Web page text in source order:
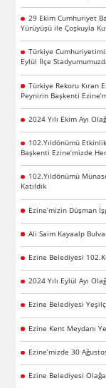
29 Ekim Cumhuriyet
Yürüyüşü ile Çoşkuyla
Türkiye
Eylül İlçe
Türkiye Rekoru Kıran
Peynirin Başkenti
2024 Yılı Ekim Ayı
102.Yıldönümü
Başkenti Ezine’mizde
102.Yıldönümü
Katıldık
Ezine’mizin Düşman
Ali Saim Kayaalp
Ezine Belediyesi
2024 Yılı Eylül Ayı
Ezine Belediyesi
Ezine Kent Meydanı
Ezine’mizde 30
Ezine Belediyesi